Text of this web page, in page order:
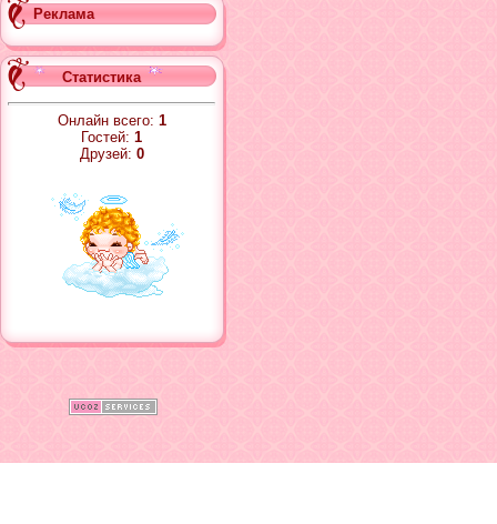
Реклама
Статистика
Онлайн всего: 1
Гостей: 1
Друзей: 0